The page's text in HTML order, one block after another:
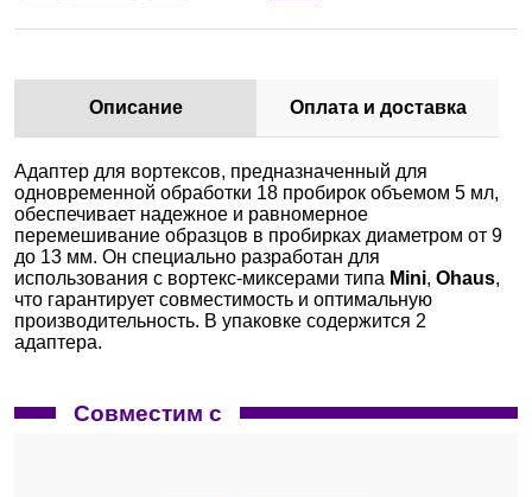
Описание Оплата и доставка
Адаптер для вортексов, предназначенный для
одновременной обработки 18 пробирок объемом 5 мл,
обеспечивает надежное и равномерное
перемешивание образцов в пробирках диаметром от 9
до 13 мм. Он специально разработан для
использования с вортекс-миксерами типа Mini, Ohaus,
что гарантирует совместимость и оптимальную
производительность. В упаковке содержится 2
адаптера.
Совместим с